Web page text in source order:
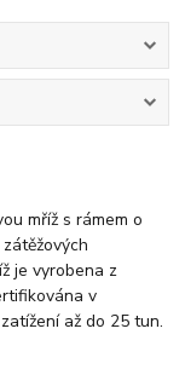
mříž s rámem o
je vyrobena z
v
až do 25 tun.